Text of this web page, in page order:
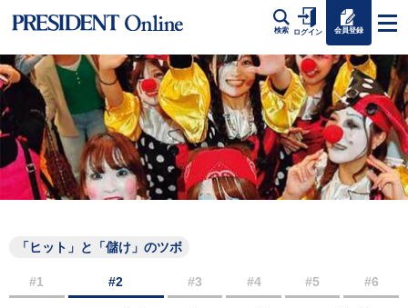
検索 ログイン 会員登録
「ヒット」と「儲け」のツボ
#1 #2 #3 #4 #5 #6